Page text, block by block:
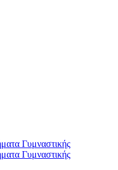
Γυμναστικής
Γυμναστικής